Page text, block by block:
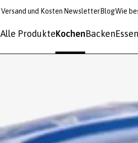
Versand und Kosten NewsletterBlogWie
Alle ProdukteKochenBackenEssen